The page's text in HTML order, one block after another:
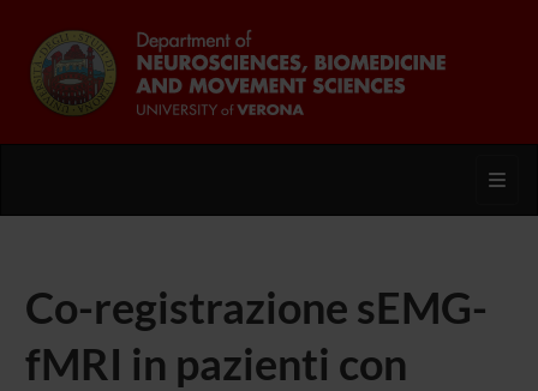
Co-registrazione sEMG-
fMRI in pazienti con